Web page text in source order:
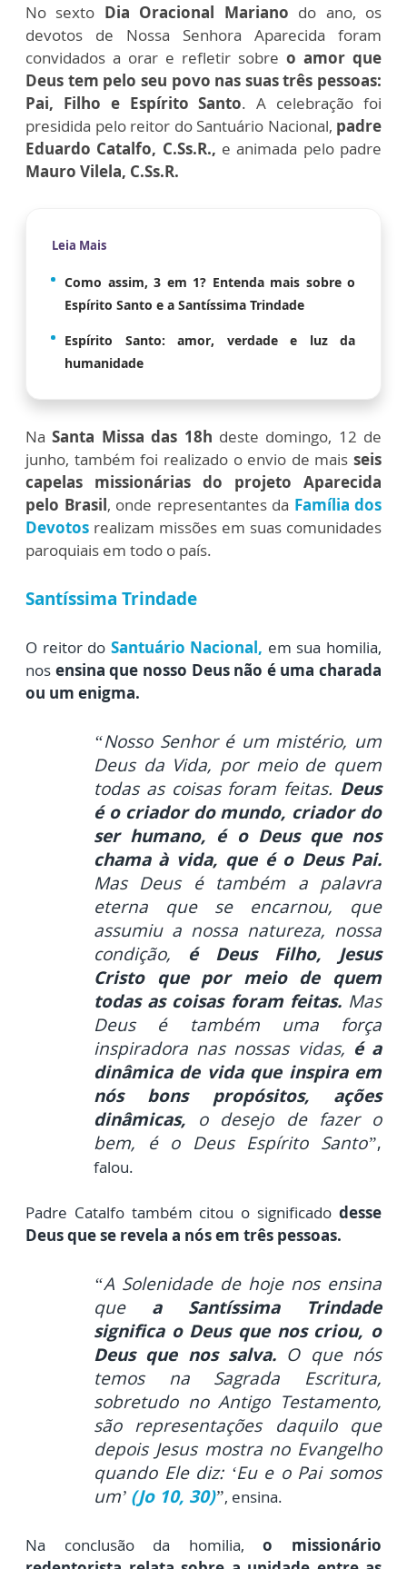
No sexto Dia Oracional Mariano do ano, os
devotos de Nossa Senhora Aparecida
foram
convidados a orar e refletir sobre o amor que
Deus tem pelo seu povo nas suas três pessoas:
Pai, Filho e Espírito Santo. A celebração foi
presidida pelo reitor do Santuário Nacional, padre
Eduardo Catalfo, C.Ss.R., e animada pelo padre
Mauro Vilela, C.Ss.R.
Leia Mais
Como assim, 3 em 1? Entenda mais sobre o
Espírito Santo e a Santíssima Trindade
Espírito Santo: amor, verdade e luz da
humanidade
NaSanta Missa das 18h deste domingo, 12 de
junho, também foi realizado o envio de mais seis
capelas missionárias do projeto Aparecida
pelo Brasil, onde representantes da Família dos
Devotos realizam missões em suas comunidades
paroquiais em todo o país.
Santíssima Trindade
O reitor do Santuário Nacional, em sua homilia,
nos ensina que nosso Deus não é uma charada
ou um enigma.
“Nosso Senhor é um mistério, um
Deus da Vida, por meio de quem
todas as coisas foram feitas. Deus
é o criador do mundo, criador do
ser humano, é o Deus que nos
chama à vida, que é o Deus Pai.
Mas Deus é também a palavra
eterna que se encarnou, que
assumiu a nossa natureza, nossa
condição, é Deus Filho, Jesus
Cristo que por meio de quem
todas as coisas foram feitas.Mas
Deus é também uma força
inspiradora nas nossas vidas, é a
dinâmica de vida que inspira em
nós bons propósitos, ações
dinâmicas, o desejo de fazer o
bem, é o Deus Espírito Santo”,
falou.
Padre Catalfo também citou o significado desse
Deus que se revela a nós em três pessoas.
“A Solenidade de hoje nos ensina
que a Santíssima Trindade
significa o Deus que nos criou, o
Deus que nos salva. O que nós
temos na Sagrada Escritura,
sobretudo no Antigo Testamento,
são representações daquilo que
depois Jesus mostra no Evangelho
quando Ele diz: ‘Eu e o Pai somos
um’ (Jo 10, 30)”, ensina.
Na conclusão da homilia,o missionário